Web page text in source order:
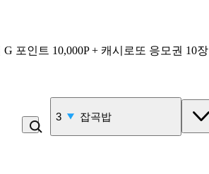
G 포인트 10,000P + 캐시로또 응모권 10장
4 비_플레인 쿽